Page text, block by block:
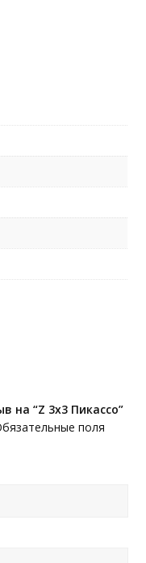
на “Z 3x3 Пикассо”
поля